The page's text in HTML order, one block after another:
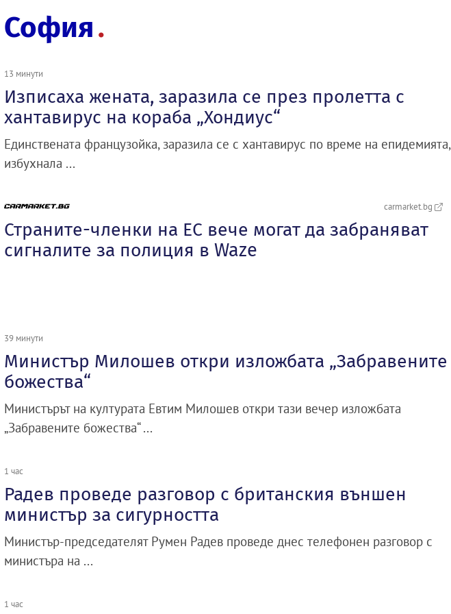
София
13 минути
Изписаха жената, заразила се през пролетта с
хантавирус на кораба „Хондиус“
Единствената французойка, заразила се с хантавирус по време на епидемията,
избухнала ...
carmarket.bg
Страните-членки на ЕС вече могат да забраняват
сигналите за полиция в Waze
39 минути
Министър Милошев откри изложбата „Забравените
божества“
Министърът на културата Евтим Милошев откри тази вечер изложбата
„Забравените божества“ ...
1 час
Радев проведе разговор с британския външен
министър за сигурността
Министър-председателят Румен Радев проведе днес телефонен разговор с
министъра на ...
1 час